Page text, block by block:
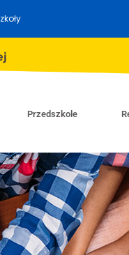
Przedszkole